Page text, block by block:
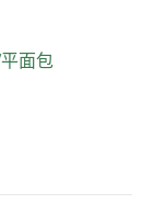
面包